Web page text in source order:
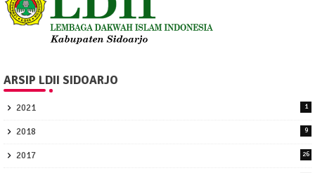
ARSIP LDII SIDOARJO
2021 1
2018 9
2017 26